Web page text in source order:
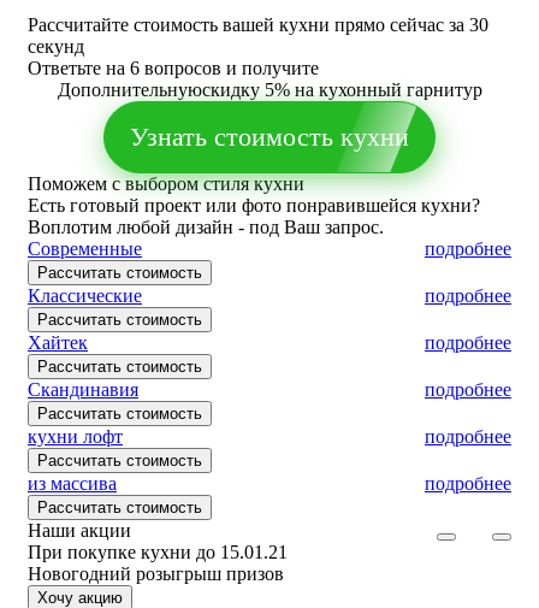
Рассчитайте стоимость вашей кухни прямо сейчас за 30
секунд
Ответьте на 6 вопросов и получите
Дополнительнуюскидку 5%на кухонный гарнитур
Узнать стоимость кухни
Поможем с выборомстиля кухни
Есть готовый проект или фото понравившейся кухни?
Воплотим любой дизайн - под Ваш запрос.
Современные
подробнее
Рассчитать стоимость
Классические подробнее
Рассчитать стоимость
Хайтек подробнее
Рассчитать стоимость
Скандинавия подробнее
Рассчитать стоимость
кухни лофт подробнее
Рассчитать стоимость
из массива подробнее
Рассчитать стоимость
Наши акции
При покупке кухни до 15.01.21
Новогодний розыгрыш призов
Хочу акцию